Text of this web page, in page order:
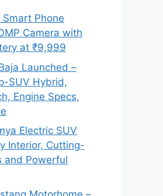
Phone
Camera with
at ₹9,999
Launched –
SUV Hybrid,
Engine Specs,
Electric SUV
Interior, Cutting-
and Powerful